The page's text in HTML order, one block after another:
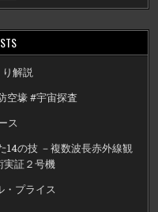
解説
空壕 #宇宙探査
ス
14の技 －複数波長赤外線観
証２号機
・プライス